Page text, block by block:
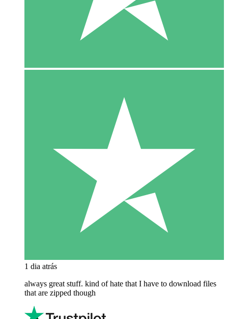
1 dia atrás
always great stuff. kind of hate that I have to download files
that are zipped though